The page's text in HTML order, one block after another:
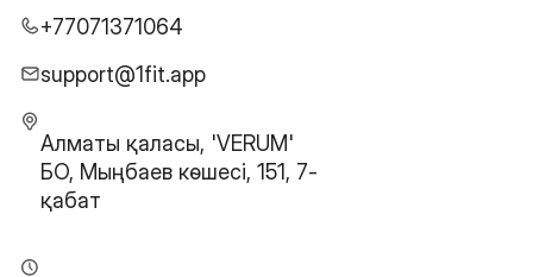
+77071371064
support@1fit.app
Алматы қаласы, 'VERUM'
БО, Мыңбаев көшесі, 151, 7-
қабат